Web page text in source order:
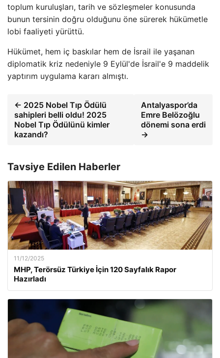
toplum kuruluşları, tarih ve sözleşmeler konusunda
bunun tersinin doğru olduğunu öne sürerek hükümetle
lobi faaliyeti yürüttü.
Hükümet, hem iç baskılar hem de İsrail ile yaşanan
diplomatik kriz nedeniyle 9 Eylül'de İsrail'e 9 maddelik
yaptırım uygulama kararı almıştı.
← 2025 Nobel Tıp Ödülü
sahipleri belli oldu! 2025
Nobel Tıp Ödülünü kimler
kazandı?
Antalyaspor’da
Emre Belözoğlu
dönemi sona erdi
→
Tavsiye Edilen Haberler
11/12/2025
MHP, Terörsüz Türkiye İçin 120 Sayfalık Rapor
Hazırladı